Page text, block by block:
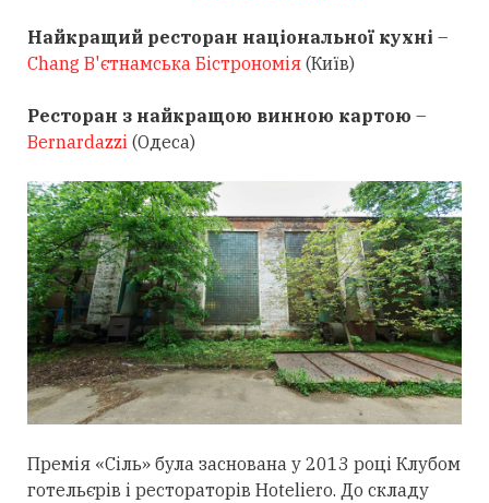
Найкращий ресторан національної кухні –
Chang В'єтнамська Бістрономія (Київ)
Ресторан з найкращою винною картою –
Bernardazzi (Одеса)
Премія «Сіль» була заснована у 2013 році Клубом
готельєрів і рестораторів Hoteliero. До складу